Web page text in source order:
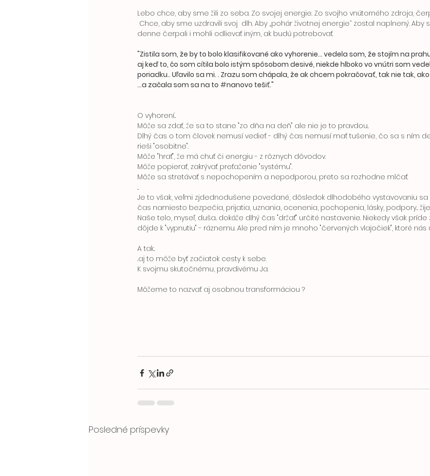
Lebo chce, aby sme žili zo seba. Zo svojej energie. Zo svojho vnútorného zdroja,
denne čerpali i mohli odlievať iným, ak budú potrebovať.
"Zistila som, že by to bolo klasifikované ako vyhorenie... vedela som, že stojím na
aj keď to, čo som cítila bolo istým spôsobom desivé, niekde hlboko vo vnútri som
poriadku.. Uľavilo sa mi. . Zrazu som chápala, že ak chcem pokračovať, tak nie tak,
...a začala som sa na to #nanovo tešiť."
O vyhorení...
Môže sa zdať, že sa to stane "zo dňa na deň" ale nie je to pravdou..
Dlhý čas o tom človek nemusí vedieť - dlhý čas nemusí mať tušenie, čo sa s ním
rieši "osobitne".
Môže "hrať", že má chuť či energiu - z rôznych dôvodov.
Môže popierať, zakrývať preťaženie "systému".
Môže sa stretávať s nepochopením a nepodporou, preto sa rozhodne mlčať.
...
Je to však, veľmi zjdednodušene povedané, dôsledok dlhodobého vystavovaniu
čas namiesto bezpečia, prijatia, uznania, ocenenia, pochopenia, lásky, podpory...
Naše telo, myseľ, duša.. dokáže dlhý čas "držať" určité nastavenie. Niekedy však
dôjde k "vypnutiu" - ráznemu. Ale pred ním je mnoho "červených vlajočiek", ktoré nás
A tak..
..aj to môže byť začiatok cesty k sebe.
K svojmu skutočnému, pravdivému Ja.
Môžeme to nazvať aj osobnou transformáciou ?
Posledné príspevky